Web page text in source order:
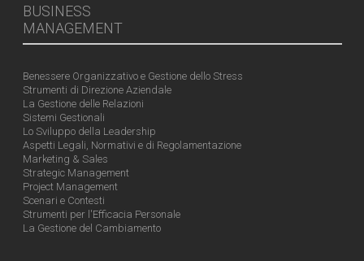
BUSINESS
MANAGEMENT
Benessere Organizzativo e Gestione dello Stress
Strumenti di Direzione Aziendale
La Gestione delle Relazioni
Sistemi Gestionali
Lo Sviluppo della Leadership
Aspetti Legali, Normativi e di Regolamentazione
Marketing & Sales
Strategic Management
Project Management
Scenari e Contesti
Strumenti per l'Efficacia Personale
La Gestione del Cambiamento